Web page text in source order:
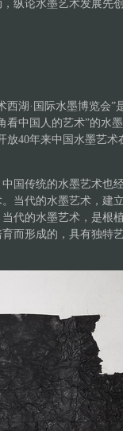
纵论水墨艺术发展先
湖·国际水墨博览会”
中国人的艺术”的水
40年来中国水墨艺术
国传统的水墨艺术也
当代的水墨艺术，建
代的水墨艺术，是根
而形成的，具有独特